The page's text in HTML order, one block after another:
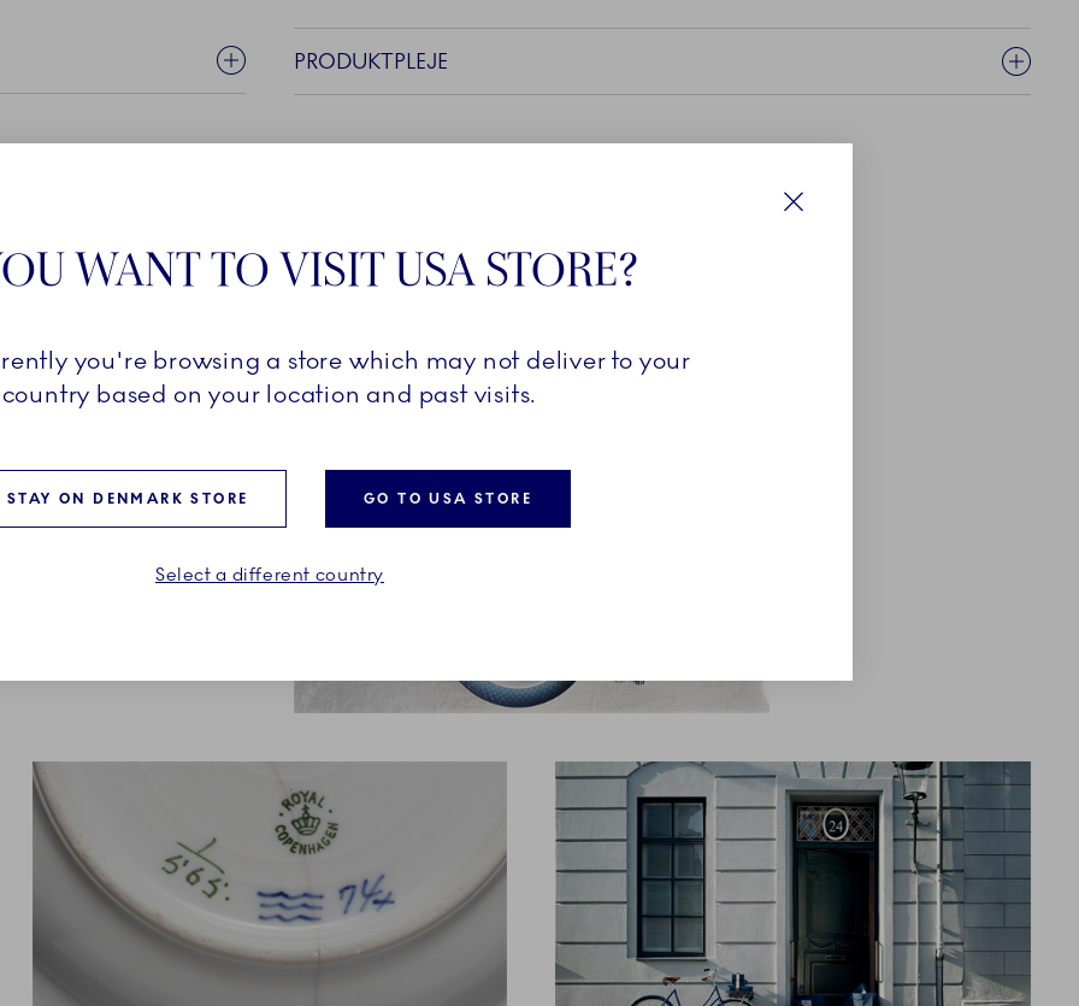
PRODUKTPLEJE
Copenhagen med HAV
dele til en nuværende
og skaber et unikt
de taktile og smukke
WANT TO VISIT USA STORE?
you're browsing a store which may not deliver to your
country based on your location and past visits.
STAY ON DENMARK STORE GO TO USA STORE
Select a different country